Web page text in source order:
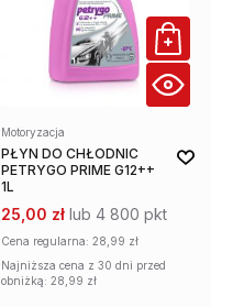
Motoryzacja
PŁYN DO CHŁODNIC
PETRYGO PRIME G12++
1L
25,00 zł lub 4 800 pkt
Cena regularna: 28,99 zł
Najniższa cena z 30 dni przed
obniżką: 28,99 zł